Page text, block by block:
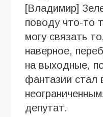
[Владимир]
поводу что-то
могу связать
наверное,
на выходные,
фантазии стал
депутат.